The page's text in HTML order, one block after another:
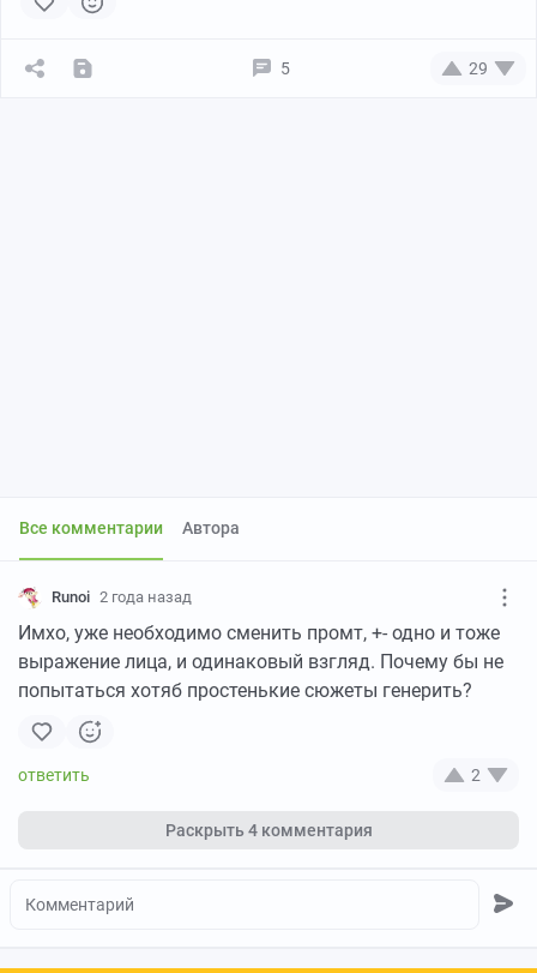
5 29
Все комментарии Автора
Runoi 2 года назад
Имхо, уже необходимо сменить промт, +- одно и тоже
выражение лица, и одинаковый взгляд. Почему бы не
попытаться хотяб простенькие сюжеты генерить?
2
Раскрыть4 комментария